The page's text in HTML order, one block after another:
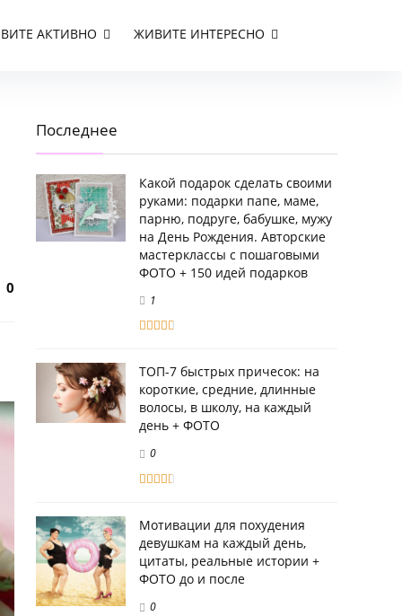
АКТИВНО ЖИВИТЕ ИНТЕРЕСНО
0
Последнее
Какой подарок сделать своими
руками: подарки папе, маме,
парню, подруге, бабушке, мужу
на День Рождения. Авторские
мастерклассы с пошаговыми
ФОТО + 150 идей подарков
1
ТОП-7 быстрых причесок: на
короткие, средние, длинные
волосы, в школу, на каждый
день + ФОТО
0
Мотивации для похудения
девушкам на каждый день,
цитаты, реальные истории +
ФОТО до и после
0